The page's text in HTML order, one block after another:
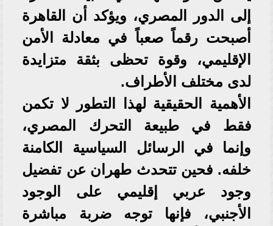
إلى الدور المصري، ويؤكد أن القاهرة
أصبحت رقماً صعباً في معادلة الأمن
الإقليمي، وقوة تحظى بثقة متزايدة
لدى مختلف الأطراف.
الأهمية الحقيقية لهذا التطور لا تكمن
فقط في طبيعة التحرك المصري،
وإنما في الرسائل السياسية الكامنة
خلفه. فحين تتحدث طهران عن تفضيل
وجود عربي إقليمي على الوجود
الأجنبي، فإنها توجه ضربة مباشرة